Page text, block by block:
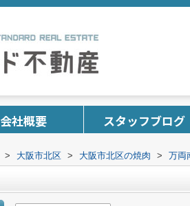
会社概要 スタッフブログ
> 大阪市北区 > 大阪市北区の焼肉 > 万両